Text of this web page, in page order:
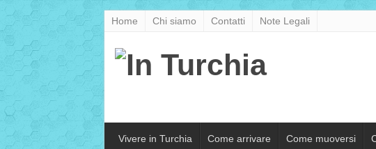
Home Chi siamo Contatti Note Legali
Vivere in Turchia Come arrivare Come muoversi